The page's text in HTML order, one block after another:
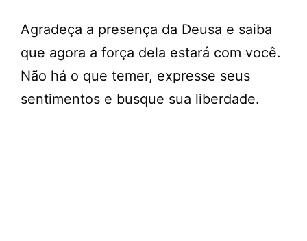
Agradeça a presença da Deusa e saiba
que agora a força dela estará com você.
Não há o que temer, expresse seus
sentimentos e busque sua liberdade.